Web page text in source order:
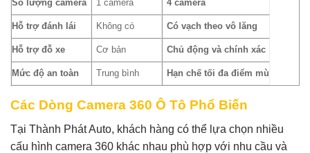
Số lượng camera 1 camera 4 camera
Hỗ trợ đánh lái Không có Có vạch theo vô lăng
Hỗ trợ đỗ xe Cơ bản Chủ động và chính xác
Mức độ an toàn Trung bình Hạn chế tối đa điểm mù
Các Dòng Camera 360 Ô Tô Phổ Biến
Tại Thành Phát Auto, khách hàng có thể lựa chọn nhiều
cấu hình camera 360 khác nhau phù hợp với nhu cầu và